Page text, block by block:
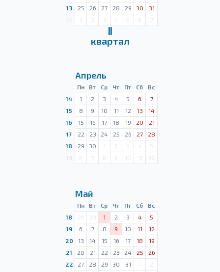
13
25 26 27 28 29 30
31
1 2 3 4 5 6 7
Ⅱ
квартал
Апрель
Пн Вт Ср Чт Пт Сб
Вс
14
1 2 3 4 5 6
7
15
8 9 10 11 12 13
14
16
15 16 17 18 19 20
21
17
22 23 24 25 26 27
28
18
29 30 1 2 3 4
5
6 7 8 9 10 11 12
Май
Пн Вт Ср Чт Пт Сб
Вс
18
29 30 1 2 3 4
5
19
6 7 8 9 10 11
12
20
13 14 15 16 17 18
19
21
20 21 22 23 24 25
26
22
27 28 29 30 31 1
2